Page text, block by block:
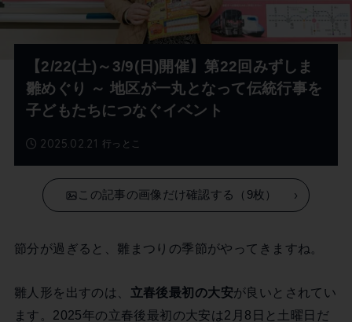
行っとこ
2025.02.21
【2/22(土)～3/9(日)開催】第22回みずしま
雛めぐり ～ 地区が一丸となって伝統行事を
子どもたちにつなぐイベント
この記事の画像だけ確認する（9枚）
節分が過ぎると、雛まつりの季節がやってきますね。
雛人形を出すのは、 立春後最初の大安が良いとされてい
ます。2025年の立春後最初の大安は2月8日と土曜日だ